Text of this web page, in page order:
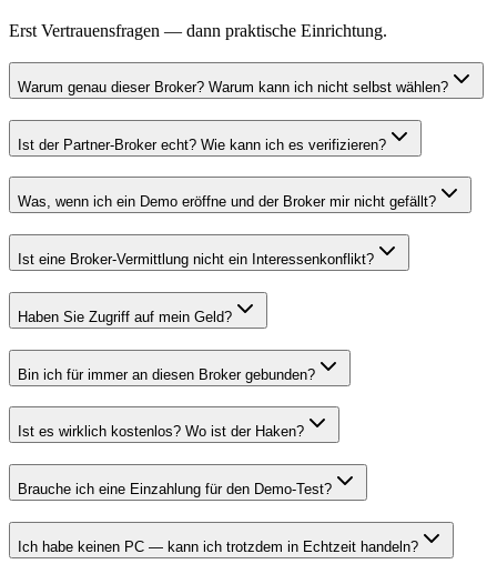
Erst Vertrauensfragen — dann praktische Einrichtung.
Warum genau dieser Broker? Warum kann ich nicht selbst wählen?
Ist der Partner-Broker echt? Wie kann ich es verifizieren?
Was, wenn ich ein Demo eröffne und der Broker mir nicht gefällt?
Ist eine Broker-Vermittlung nicht ein Interessenkonflikt?
Haben Sie Zugriff auf mein Geld?
Bin ich für immer an diesen Broker gebunden?
Ist es wirklich kostenlos? Wo ist der Haken?
Brauche ich eine Einzahlung für den Demo-Test?
Ich habe keinen PC — kann ich trotzdem in Echtzeit handeln?